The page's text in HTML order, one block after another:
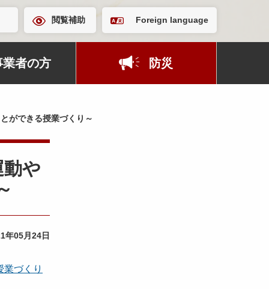
閲覧補助 Foreign language
業者の方 防災
ができる授業づくり～
や
年05月24日
づくり